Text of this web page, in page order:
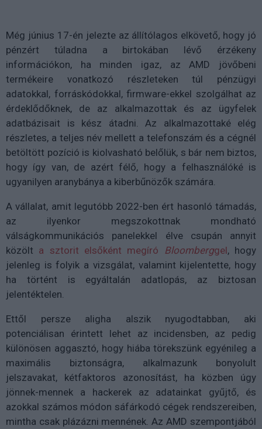
Még június 17-én jelezte az állítólagos elkövető, hogy jó
pénzért túladna a birtokában lévő érzékeny
információkon, ha minden igaz, az AMD jövőbeni
termékeire vonatkozó részleteken túl pénzügyi
adatokkal, forráskódokkal, firmware-ekkel szolgálhat az
érdeklődőknek, de az alkalmazottak és az ügyfelek
adatbázisait is kész átadni. Az alkalmazottaké elég
részletes, a teljes név mellett a telefonszám és a cégnél
betöltött pozíció is kiolvasható belőlük, s bár nem biztos,
hogy így van, de azért félő, hogy a felhasználóké is
ugyanilyen aranybánya a kiberbűnözők számára.
A vállalat, amit legutóbb 2022-ben ért hasonló támadás,
az ilyenkor megszokottnak mondható
válságkommunikációs panelekkel élve csupán annyit
közölt a sztorit elsőként megíró Bloomberggel, hogy
jelenleg is folyik a vizsgálat, valamint kijelentette, hogy
ha történt is egyáltalán adatlopás, az biztosan
jelentéktelen.
Ettől persze aligha alszik nyugodtabban, aki
potenciálisan érintett lehet az incidensben, az pedig
különösen aggasztó, hogy hiába törekszünk egyénileg a
maximális biztonságra, alkalmazunk bonyolult
jelszavakat, kétfaktoros azonosítást, ha közben úgy
jönnek-mennek a hackerek az adatainkat gyűjtő, és
azokkal számos módon sáfárkodó cégek rendszereiben,
mintha csak plázázni mennének. Az AMD szempontjából